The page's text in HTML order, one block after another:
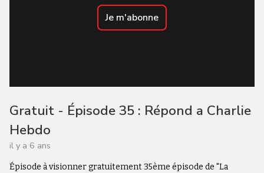
Je m'abonne
Gratuit - Épisode 35 : Répond a Charlie
Hebdo
il y a 6 ans
Épisode à visionner gratuitement 35ème épisode de "La